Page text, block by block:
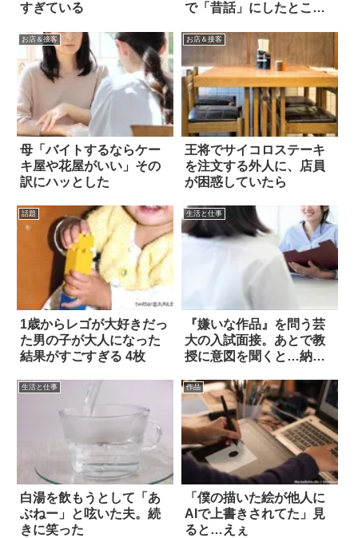
すぎている
で「昔話」にしたとこ
お店＆接客
母「バイトするならケー
キ屋や花屋がいい」その
訳にハッとした
お店＆接客
王将でサイコロステーキ
を注文する外人に、店員
が困惑していたら
話題
1歳からレゴが大好きだっ
た男の子が大人になった
結果がすごすぎる 4枚
生活と仕事
『嫌いな作品』を問う芸
大の入試面接。あとで教
授に意図を聞くと…納
生活と仕事
白湯を飲もうとして「あ
ぶねー」と呟いた夫。続
きに笑った
作品
「僕の描いた絵が他人に
AIで上書きされてた」見
ると…えぇ